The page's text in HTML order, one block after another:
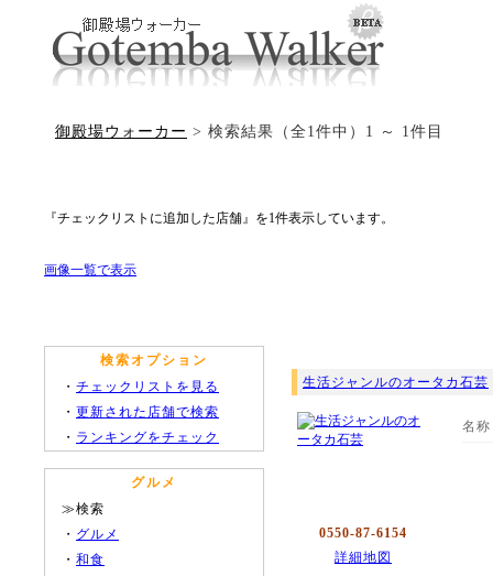
御殿場ウォーカー > 検索結果（全1件中）1 ～ 1件目
『チェックリストに追加した店舗』を1件表示しています。
画像一覧で表示
検索オプション
・ チェックリストを見る
・ 更新された店舗で検索
・ ランキングをチェック
グルメ
≫検索
・ グルメ
・ 和食
生活ジャンルのオータカ石芸
0550-87-6154
詳細地図
名